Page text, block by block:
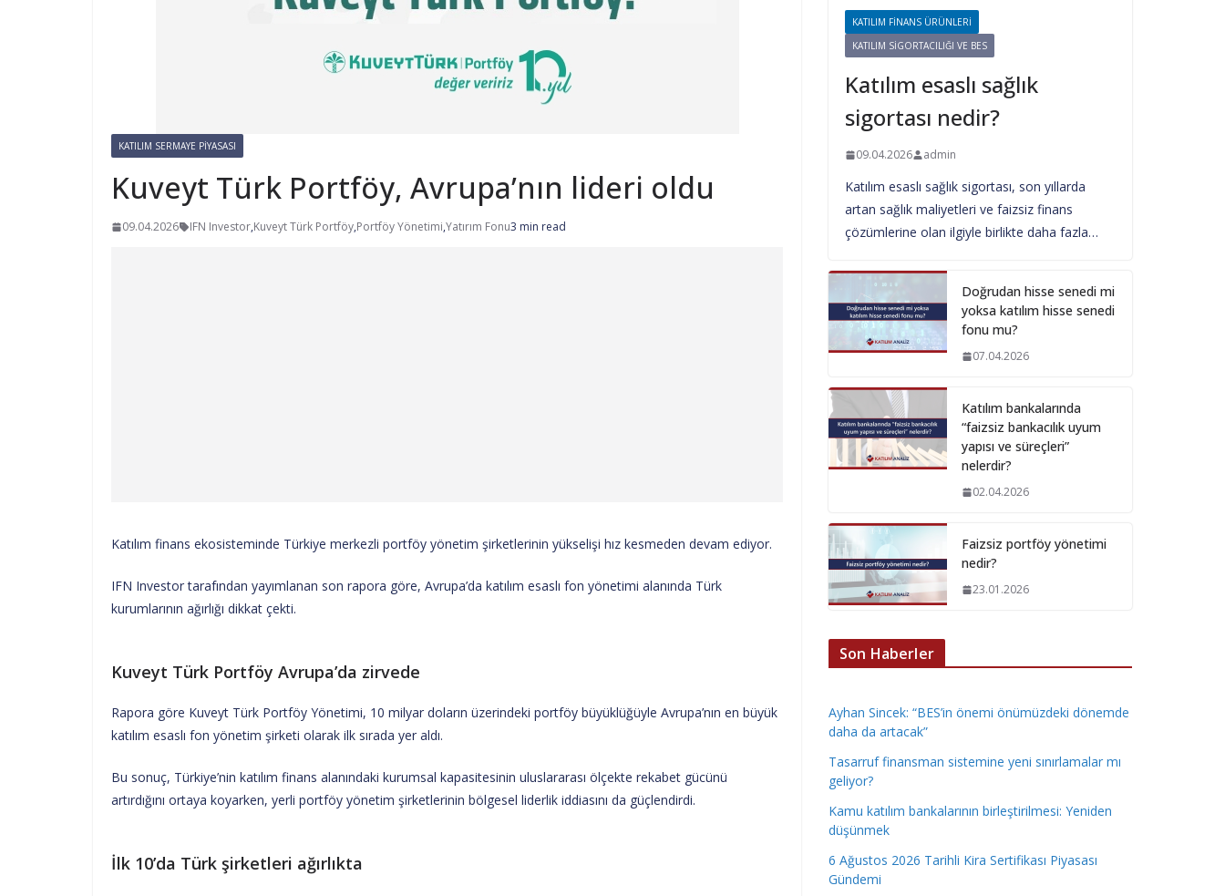
KATILIM SERMAYE PIYASASI
Kuveyt Türk Portföy, Avrupa’nın lideri oldu
09.04.2026 IFN Investor,Kuveyt Türk Portföy,Portföy Yönetimi,Yatırım Fonu3 min read
Katılım finans ekosisteminde Türkiye merkezli portföy yönetim şirketlerinin yükselişi hız kesmeden devam ediyor.
IFN Investor tarafından yayımlanan son rapora göre, Avrupa’da katılım esaslı fon yönetimi alanında Türk
kurumlarının ağırlığı dikkat çekti.
Kuveyt Türk Portföy Avrupa’da zirvede
Rapora göre Kuveyt Türk Portföy Yönetimi, 10 milyar doların üzerindeki portföy büyüklüğüyle Avrupa’nın en büyük
katılım esaslı fon yönetim şirketi olarak ilk sırada yer aldı.
Bu sonuç, Türkiye’nin katılım finans alanındaki kurumsal kapasitesinin uluslararası ölçekte rekabet gücünü
artırdığını ortaya koyarken, yerli portföy yönetim şirketlerinin bölgesel liderlik iddiasını da güçlendirdi.
İlk 10’da Türk şirketleri ağırlıkta
KATILIM FINANS ÜRÜNLERI
KATILIM SIGORTACILIĞI VE BES
Katılım esaslı sağlık
sigortası nedir?
09.04.2026 admin
Katılım esaslı sağlık sigortası, son yıllarda
artan sağlık maliyetleri ve faizsiz finans
çözümlerine olan ilgiyle birlikte daha fazla…
Doğrudan hisse senedi mi
yoksa katılım hisse senedi
fonu mu?
07.04.2026
Katılım bankalarında
“faizsiz bankacılık uyum
yapısı ve süreçleri”
nelerdir?
02.04.2026
Faizsiz portföy yönetimi
nedir?
23.01.2026
Son Haberler
Ayhan Sincek: “BES’in önemi önümüzdeki dönemde
daha da artacak”
Tasarruf finansman sistemine yeni sınırlamalar mı
geliyor?
Kamu katılım bankalarının birleştirilmesi: Yeniden
düşünmek
6 Ağustos 2026 Tarihli Kira Sertifikası Piyasası
Gündemi